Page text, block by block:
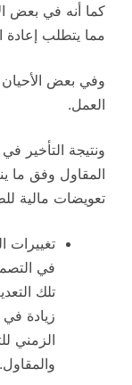
كما أنه في بعض
مما يتطلب إعادة
وفي بعض
العمل.
ونتيجة التأخير
المقاول وفق ما
تعويضات مالية
تغييرات
في
تلك
زيادة في
الزمني
والمقاول.